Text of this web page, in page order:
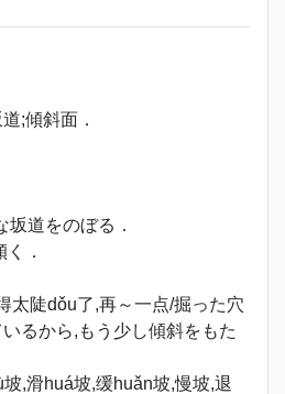
;傾斜面．
坂道をのぼる．
．
太陡dǒu了,再～一点/掘った穴
るから,もう少し傾斜をもた
坡,滑huá坡,缓huǎn坡,慢坡,退